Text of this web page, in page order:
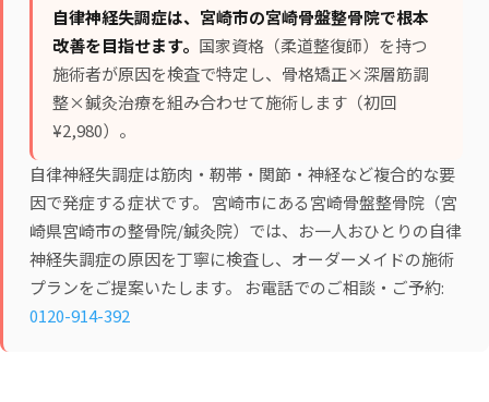
自律神経失調症は、宮崎市の宮崎骨盤整骨院で根本
改善を目指せます。 国家資格（柔道整復師）を持つ
施術者が原因を検査で特定し、 骨格矯正×深層筋調
整×鍼灸治療を組み合わせて施術します（初回
¥2,980）。
自律神経失調症は筋肉・靭帯・関節・神経など複合的な要
因で発症する症状です。 宮崎市にある宮崎骨盤整骨院（宮
崎県宮崎市の整骨院/鍼灸院）では、お一人おひとりの自律
神経失調症の原因を丁寧に検査し、オーダーメイドの施術
プランをご提案いたします。 お電話でのご相談・ご予約:
0120-914-392